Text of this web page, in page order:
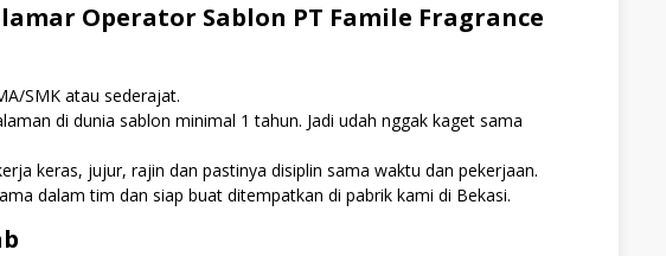
Operator Sablon PT Famile Fragrance
SMK atau sederajat.
di dunia sablon minimal 1 tahun. Jadi udah nggak kaget sama
keras, jujur, rajin dan pastinya disiplin sama waktu dan pekerjaan.
dalam tim dan siap buat ditempatkan di pabrik kami di Bekasi.